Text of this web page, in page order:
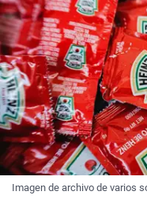
Imagen de archivo de varios